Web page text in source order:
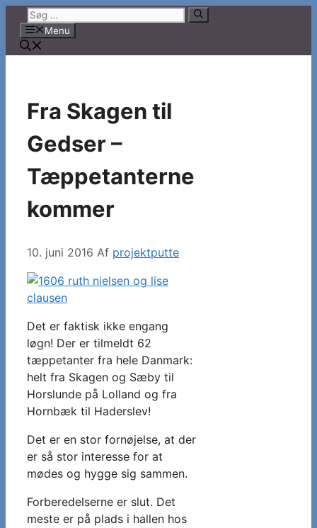
indhold
Søg
efter:Menu
Fra Skagen til
Gedser –
Tæppetanterne
kommer
10. juni 2016 Af projektputte
Det er faktisk ikke engang
løgn! Der er tilmeldt 62
tæppetanter fra hele Danmark:
helt fra Skagen og Sæby til
Horslunde på Lolland og fra
Hornbæk til Haderslev!
Det er en stor fornøjelse, at der
er så stor interesse for at
mødes og hygge sig sammen.
Forberedelserne er slut. Det
meste er på plads i hallen hos